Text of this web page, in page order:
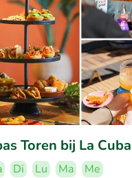
Toren bij La
Di Lu Ma
Me